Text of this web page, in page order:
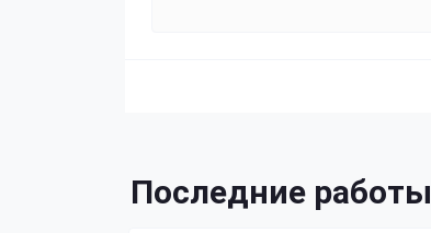
Последние работы